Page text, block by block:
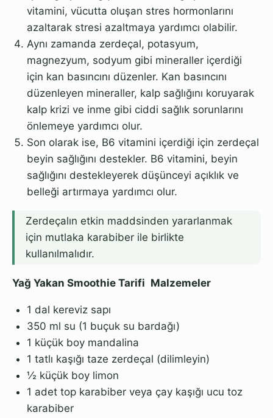
vitamini, vücutta oluşan stres hormonlarını
azaltarak stresi azaltmaya yardımcı olabilir.
Aynı zamanda zerdeçal, potasyum,
magnezyum, sodyum gibi mineraller içerdiği
için kan basıncını düzenler. Kan basıncını
düzenleyen mineraller, kalp sağlığını koruyarak
kalp krizi ve inme gibi ciddi sağlık sorunlarını
önlemeye yardımcı olur.
Son olarak ise, B6 vitamini içerdiği için zerdeçal
beyin sağlığını destekler. B6 vitamini, beyin
sağlığını destekleyerek düşünceyi açıklık ve
belleği artırmaya yardımcı olur.
Zerdeçalın etkin maddsinden yararlanmak
için mutlaka karabiber ile birlikte
kullanılmalıdır.
Yağ Yakan Smoothie Tarifi Malzemeler
1 dal kereviz sapı
350 ml su (1 buçuk su bardağı)
1 küçük boy mandalina
1 tatlı kaşığı taze zerdeçal (dilimleyin)
½ küçük boy limon
1 adet top karabiber veya çay kaşığı ucu toz
karabiber